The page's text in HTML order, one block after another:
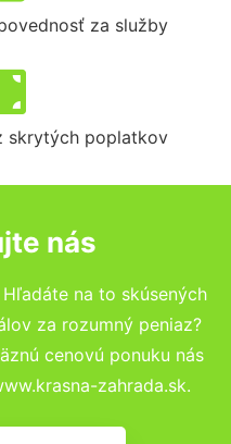
za služby
skrytých poplatkov
nás
Hľadáte na to skúsených
za rozumný peniaz?
cenovú ponuku nás
zahrada.sk.